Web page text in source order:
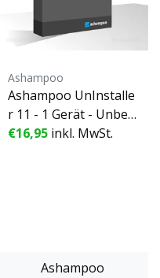
Ashampoo
Ashampoo UnInstalle
r 11 - 1 Gerät - Unbef
ristete Lizenz
€16,95 inkl. MwSt.
Ashampoo